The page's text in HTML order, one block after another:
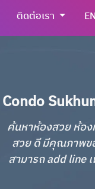
ติดต่อเรา EN
ค้นหาห้องสวย ห้อง
สวย ดี มีคุณภาพขอ
สามารถ add line